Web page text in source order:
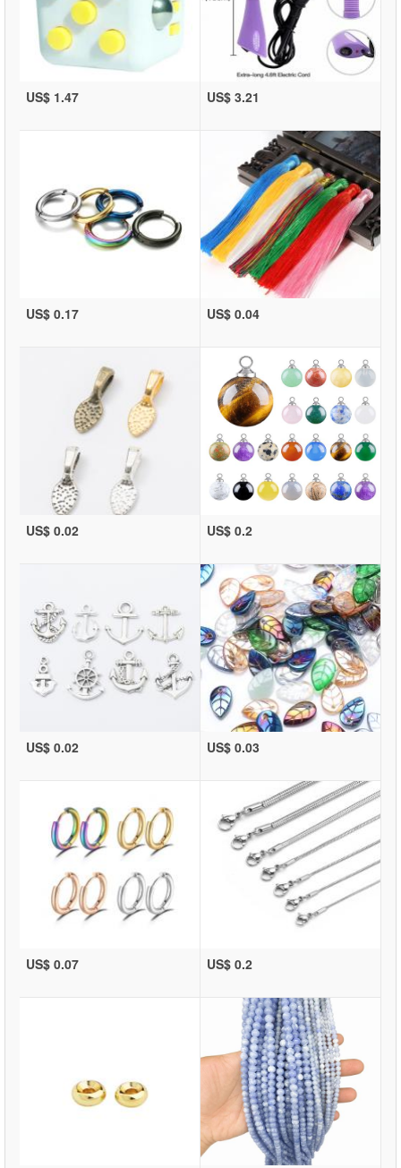
US$ 1.47 US$ 3.21
US$ 0.17 US$ 0.04
US$ 0.02 US$ 0.2
US$ 0.02 US$ 0.03
US$ 0.07 US$ 0.2